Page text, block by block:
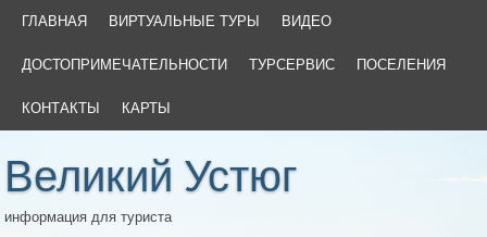
ГЛАВНАЯ ВИРТУАЛЬНЫЕ ТУРЫ ВИДЕО
ДОСТОПРИМЕЧАТЕЛЬНОСТИ ТУРСЕРВИС ПОСЕЛЕНИЯ
КОНТАКТЫ КАРТЫ
Великий Устюг
информация для туриста